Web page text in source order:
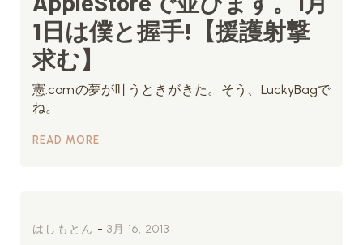
1日は僕と握手!【援護射撃
求む】
憲.comの夢が叶うときがきた。そう、LuckyBagで
ね。
READ MORE
はしもとん - 3月 16, 2013